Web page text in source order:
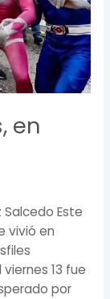
en
Este
vivió en
13 fue
por